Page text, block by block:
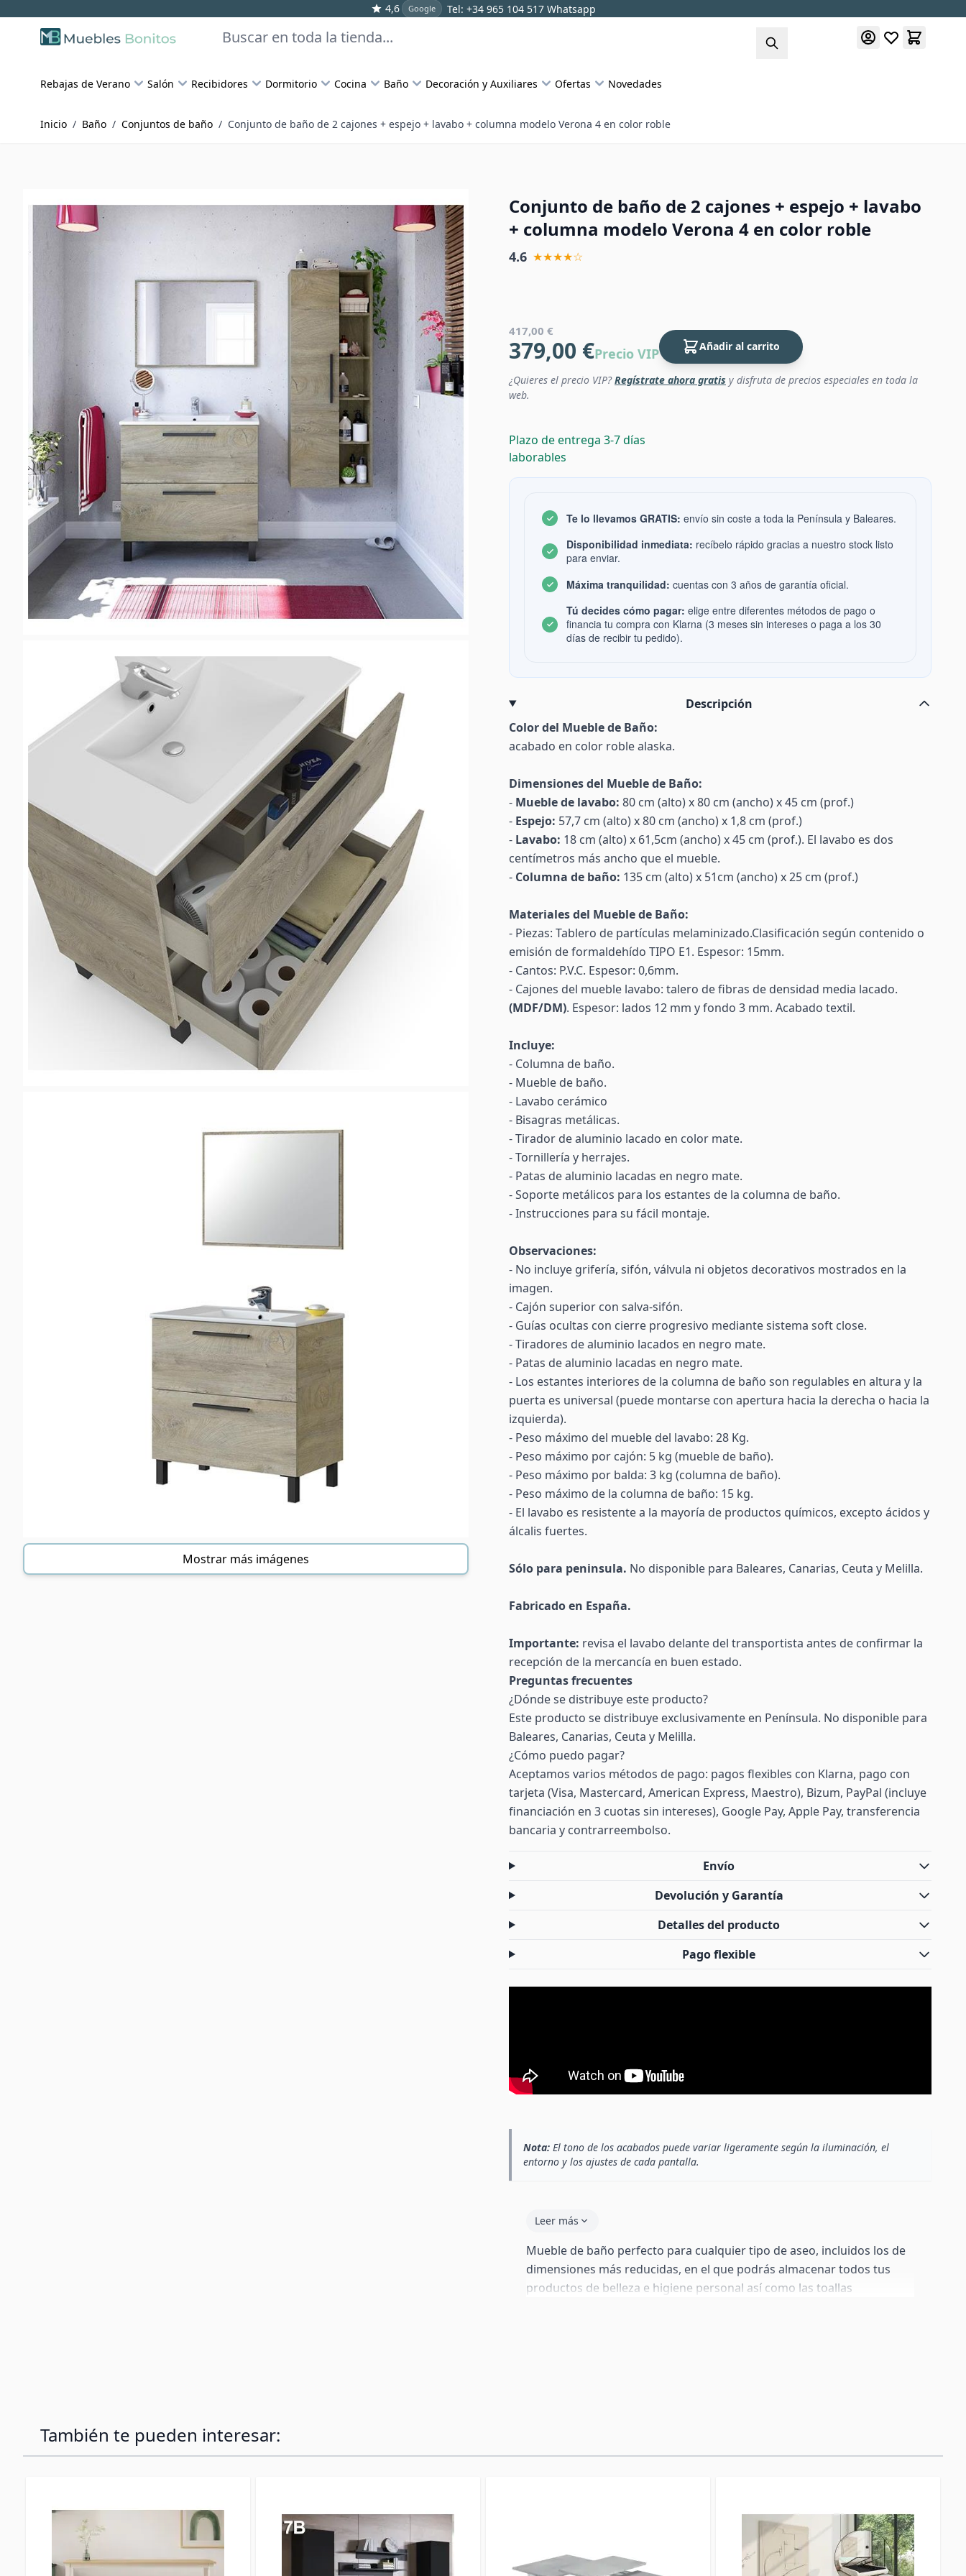
4,6 Google Tel: +34 965 104 517Whatsapp
Skip to Content
Buscar
Rebajas de Verano Salón Recibidores Dormitorio Cocina Baño Decoración y Auxiliares Ofertas Novedades
Inicio / Baño / Conjuntos de baño / Conjunto de baño de 2 cajones + espejo + lavabo + columna modelo Verona 4 en color roble
Mostrar más imágenes
Conjunto de baño de 2 cajones + espejo + lavabo
+ columna modelo Verona 4 en color roble
4.6 ★★★★☆
417,00 €
379,00 €Precio VIP Añadir al carrito
¿Quieres el precio VIP?Regístrate ahora gratis y disfruta de precios especiales en toda la
web.
Plazo de entrega 3-7 días
laborables
Te lo llevamos GRATIS: envío sin coste a toda la Península y Baleares.
Disponibilidad inmediata: recíbelo rápido gracias a nuestro stock listo
para enviar.
Máxima tranquilidad: cuentas con 3 años de garantía oficial.
Tú decides cómo pagar: elige entre diferentes métodos de pago o
financia tu compra con Klarna (3 meses sin intereses o paga a los 30
días de recibir tu pedido).
Descripción
Color del Mueble de Baño:
acabado en color roble alaska.
Dimensiones del Mueble de Baño:
- Mueble de lavabo: 80 cm (alto) x 80 cm (ancho) x 45 cm (prof.)
- Espejo: 57,7 cm (alto) x 80 cm (ancho) x 1,8 cm (prof.)
- Lavabo: 18 cm (alto) x 61,5cm (ancho) x 45 cm (prof.). El lavabo es dos
centímetros más ancho que el mueble.
- Columna de baño: 135 cm (alto) x 51cm (ancho) x 25 cm (prof.)
Materiales del Mueble de Baño:
- Piezas: Tablero de partículas melaminizado.Clasificación según contenido o
emisión de formaldehído TIPO E1. Espesor: 15mm.
- Cantos: P.V.C. Espesor: 0,6mm.
- Cajones del mueble lavabo: talero de fibras de densidad media lacado.
(MDF/DM). Espesor: lados 12 mm y fondo 3 mm. Acabado textil.
Incluye:
- Columna de baño.
- Mueble de baño.
- Lavabo cerámico
- Bisagras metálicas.
- Tirador de aluminio lacado en color mate.
- Tornillería y herrajes.
- Patas de aluminio lacadas en negro mate.
- Soporte metálicos para los estantes de la columna de baño.
- Instrucciones para su fácil montaje.
Observaciones:
- No incluye grifería, sifón, válvula ni objetos decorativos mostrados en la
imagen.
- Cajón superior con salva-sifón.
- Guías ocultas con cierre progresivo mediante sistema soft close.
- Tiradores de aluminio lacados en negro mate.
- Patas de aluminio lacadas en negro mate.
- Los estantes interiores de la columna de baño son regulables en altura y la
puerta es universal (puede montarse con apertura hacia la derecha o hacia la
izquierda).
- Peso máximo del mueble del lavabo: 28 Kg.
- Peso máximo por cajón: 5 kg (mueble de baño).
- Peso máximo por balda: 3 kg (columna de baño).
- Peso máximo de la columna de baño: 15 kg.
- El lavabo es resistente a la mayoría de productos químicos, excepto ácidos y
álcalis fuertes.
Sólo para peninsula. No disponible para Baleares, Canarias, Ceuta y Melilla.
Fabricado en España.
Importante: revisa el lavabo delante del transportista antes de confirmar la
recepción de la mercancía en buen estado.
Preguntas frecuentes
¿Dónde se distribuye este producto?
Este producto se distribuye exclusivamente en Península. No disponible para
Baleares, Canarias, Ceuta y Melilla.
¿Cómo puedo pagar?
Aceptamos varios métodos de pago: pagos flexibles con Klarna, pago con
tarjeta (Visa, Mastercard, American Express, Maestro), Bizum, PayPal (incluye
financiación en 3 cuotas sin intereses), Google Pay, Apple Pay, transferencia
bancaria y contrarreembolso.
Envío
Devolución y Garantía
Detalles del producto
Pago flexible
Nota: El tono de los acabados puede variar ligeramente según la iluminación, el
entorno y los ajustes de cada pantalla.
Leer más
Mueble de baño perfecto para cualquier tipo de aseo, incluidos los de
dimensiones más reducidas, en el que podrás almacenar todos tus
productos de belleza e higiene personal así como las toallas
También te pueden interesar: